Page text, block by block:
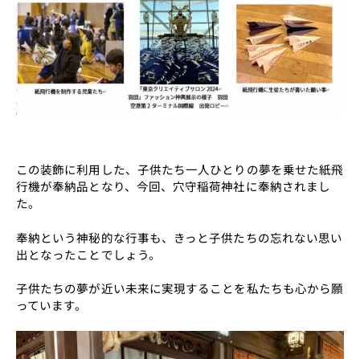
この装飾に利用した、子供たち一人ひとりの夢を乗せた紙飛
行機が奉納品となり、今回、穴守稲荷神社に奉納されまし
た。
奉納という神秘的な行事も、きっと子供たちの忘れない思い
出となったことでしょう。
子供たちの夢が近い未来に実現することを私たちも心から願
っています。